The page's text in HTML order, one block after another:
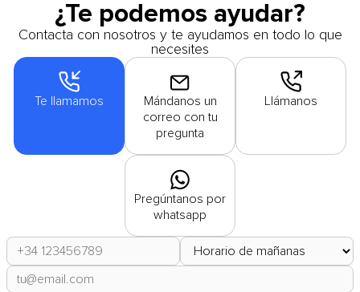
¿Te podemos ayudar?
Contacta con nosotros y te ayudamos en todo lo que
necesites
Te llamamos
Mándanos un
correo con tu
pregunta
Llámanos
Pregúntanos por
whatsapp